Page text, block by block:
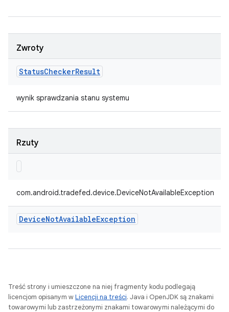
Zwroty
StatusCheckerResult
wynik sprawdzania stanu systemu
Rzuty
com.android.tradefed.device.DeviceNotAvailableException
DeviceNotAvailableException
Treść strony i umieszczone na niej fragmenty kodu podlegają
licencjom opisanym wLicencji na treści. Java i OpenJDK są znakami
towarowymi lub zastrzeżonymi znakami towarowymi należącymi do